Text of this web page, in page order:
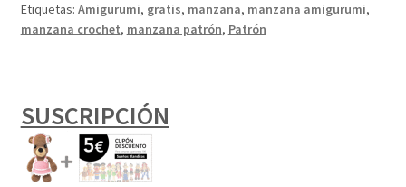
Etiquetas: Amigurumi, gratis, manzana, manzana amigurumi,
manzana crochet, manzana patrón, Patrón
SUSCRIPCIÓN